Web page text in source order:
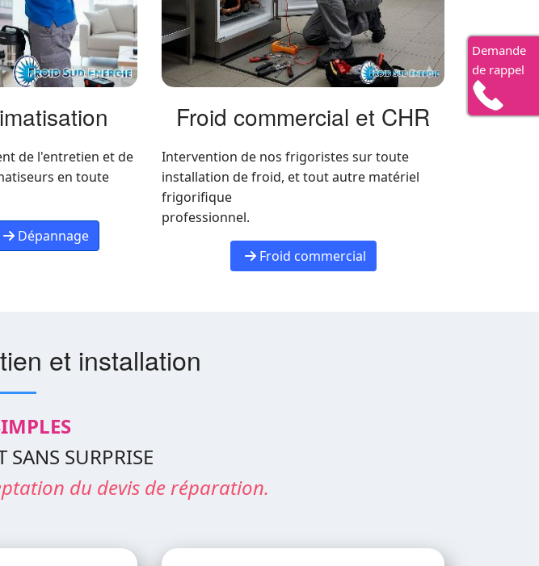
de l'entretien et de
en toute
Dépannage
Froid commercial et CHR
Intervention de nos frigoristes sur toute
installation de froid, et tout autre matériel
frigorifique
professionnel.
Froid commercial
et installation
SANS SURPRISE
du devis de réparation.
Demande
de rappel